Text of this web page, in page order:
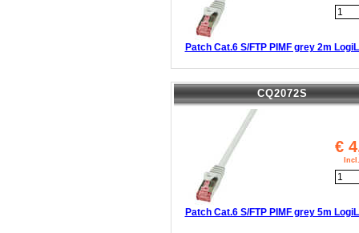
Patch Cat.6 S/FTP PIMF grey 2m
CQ2072S
€
Patch Cat.6 S/FTP PIMF grey 5m